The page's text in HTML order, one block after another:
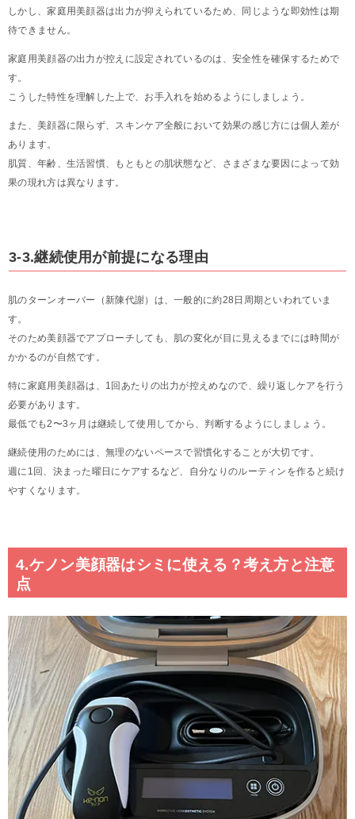
しかし、家庭用美顔器は出力が抑えられているため、同じような即効性は期
待できません。
家庭用美顔器の出力が控えに設定されているのは、安全性を確保するためで
す。
こうした特性を理解した上で、お手入れを始めるようにしましょう。
また、美顔器に限らず、スキンケア全般において効果の感じ方には個人差が
あります。
肌質、年齢、生活習慣、もともとの肌状態など、さまざまな要因によって効
果の現れ方は異なります。
3-3.継続使用が前提になる理由
肌のターンオーバー（新陳代謝）は、一般的に約28日周期といわれていま
す。
そのため美顔器でアプローチしても、肌の変化が目に見えるまでには時間が
かかるのが自然です。
特に家庭用美顔器は、1回あたりの出力が控えめなので、繰り返しケアを行う
必要があります。
最低でも2〜3ヶ月は継続して使用してから、判断するようにしましょう。
継続使用のためには、無理のないペースで習慣化することが大切です。
週に1回、決まった曜日にケアするなど、自分なりのルーティンを作ると続け
やすくなります。
4.ケノン美顔器はシミに使える？考え方と注意
点